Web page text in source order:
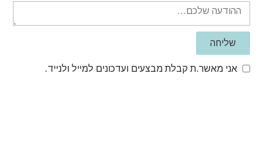
אני מאשר.ת קבלת מבצעים ועדכונים למייל ולנייד.
שליחה